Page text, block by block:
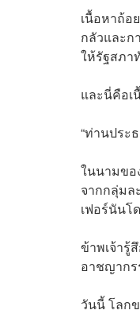
เนื้อหาถ้อ
กลัวและก
ให้รัฐสภา
และนี่คือเ
“ท่านประ
ในนามขอ
จากกลุ่มล
เฟอร์นันโ
ข้าพเจ้ารู้
อาชญากร
วันนี้ โลก